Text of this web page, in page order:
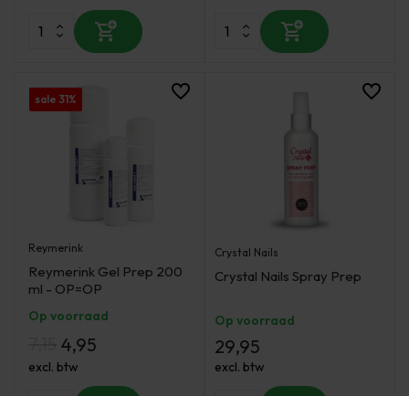
sale 31%
Reymerink
Reymerink Gel Prep 200
ml - OP=OP
Op voorraad
4,95
excl. btw
Crystal Nails
Crystal Nails Spray Prep
Op voorraad
29,95
excl. btw